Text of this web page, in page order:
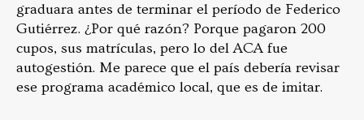
graduara antes de terminar el período de Federico
Gutiérrez. ¿Por qué razón? Porque pagaron 200
cupos, sus matrículas, pero lo del ACA fue
autogestión. Me parece que el país debería revisar
ese programa académico local, que es de imitar.